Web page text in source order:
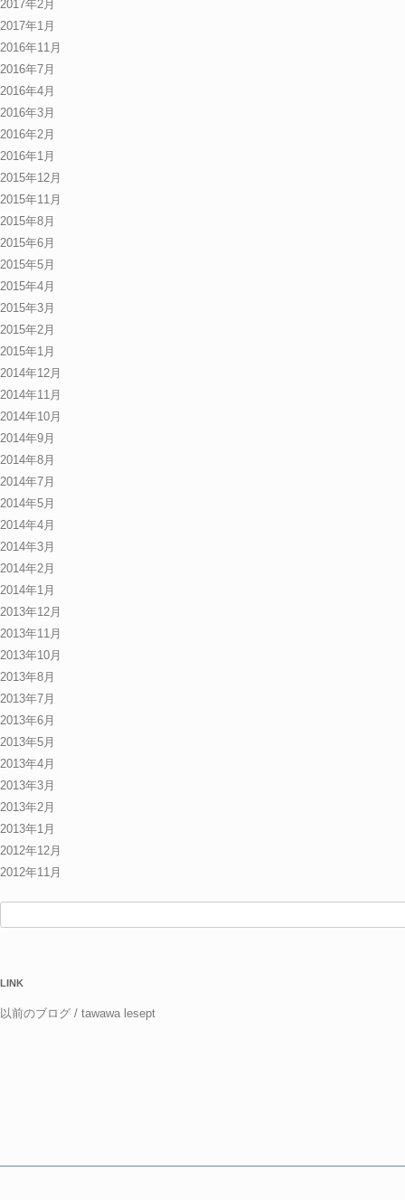
2017年2月
2017年1月
2016年11月
2016年7月
2016年4月
2016年3月
2016年2月
2016年1月
2015年12月
2015年11月
2015年8月
2015年6月
2015年5月
2015年4月
2015年3月
2015年2月
2015年1月
2014年12月
2014年11月
2014年10月
2014年9月
2014年8月
2014年7月
2014年5月
2014年4月
2014年3月
2014年2月
2014年1月
2013年12月
2013年11月
2013年10月
2013年8月
2013年7月
2013年6月
2013年5月
2013年4月
2013年3月
2013年2月
2013年1月
2012年12月
2012年11月
LINK
以前のブログ / tawawa lesept